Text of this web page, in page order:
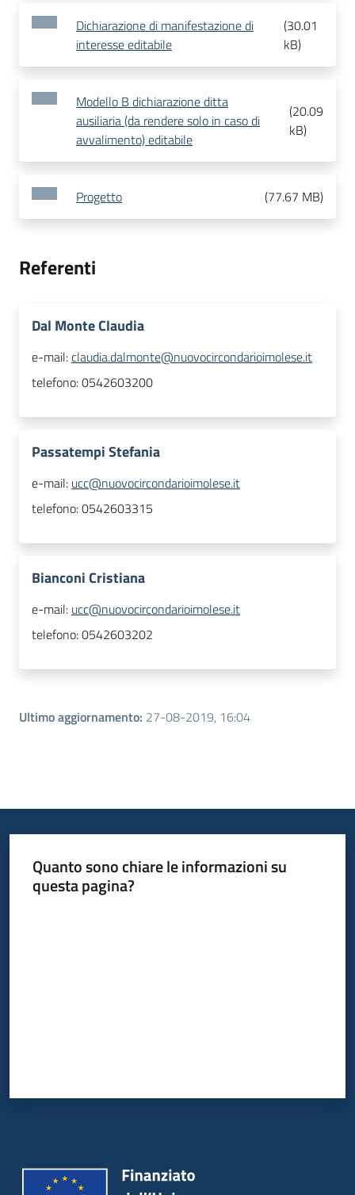
Dichiarazione di manifestazione di
interesse editabile
(30.01
kB)
Modello B dichiarazione ditta
ausiliaria (da rendere solo in caso di
avvalimento) editabile
(20.09
kB)
Progetto (77.67 MB)
Referenti
Dal Monte Claudia
e-mail:claudia.dalmonte@nuovocircondarioimolese.it
telefono:0542603200
Passatempi Stefania
e-mail: ucc@nuovocircondarioimolese.it
telefono:0542603315
Bianconi Cristiana
e-mail: ucc@nuovocircondarioimolese.it
telefono:0542603202
Ultimo aggiornamento: 27-08-2019, 16:04
Quanto sono chiare le informazioni su
questa pagina?